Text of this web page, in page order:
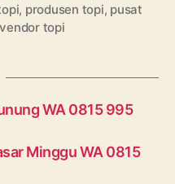
, produsen topi, pusat
vendor topi
WA 0815 995
Minggu WA 0815